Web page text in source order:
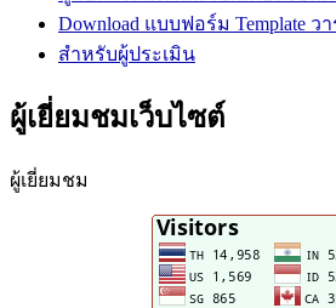
Download แบบฟอร์ม Template ว
สำหรับผู้ประเมิน
ผู้เยี่ยมชมเว็บไซต์
ผู้เยี่ยมชม